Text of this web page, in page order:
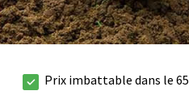
Prix imbattable dans le 65